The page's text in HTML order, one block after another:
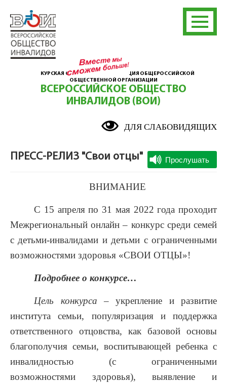
КУРСКАЯ ОБЛАСТНАЯ ОРГАНИЗАЦИЯ ОБЩЕРОССИЙСКОЙ
ОБЩЕСТВЕННОЙ ОРГАНИЗАЦИИ
ВСЕРОССИЙСКОЕ ОБЩЕСТВО
ИНВАЛИДОВ (ВОИ)
ДЛЯ СЛАБОВИДЯЩИХ
ПРЕСС-РЕЛИЗ "Свои отцы"
ВНИМАНИЕ
С 15 апреля по 31 мая 2022 года проходит
Межрегиональный онлайн – конкурс среди семей
с детьми-инвалидами и детьми с ограниченными
возможностями здоровья «СВОИ ОТЦЫ»!
Подробнее о конкурсе…
Цель конкурса – укрепление и развитие
института семьи, популяризация и поддержка
ответственного отцовства, как базовой основы
благополучия семьи, воспитывающей ребенка с
инвалидностью (с ограниченными
возможностями здоровья), выявление и